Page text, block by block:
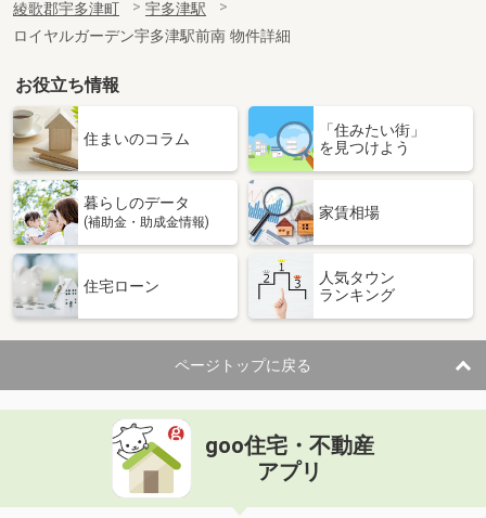
綾歌郡宇多津町
宇多津駅
ロイヤルガーデン宇多津駅前南 物件詳細
お役立ち情報
住まいのコラム
「住みたい街」
を見つけよう
暮らしのデータ
(補助金・助成金情報)
家賃相場
住宅ローン
人気タウン
ランキング
ページトップに戻る
goo住宅・不動産
アプリ